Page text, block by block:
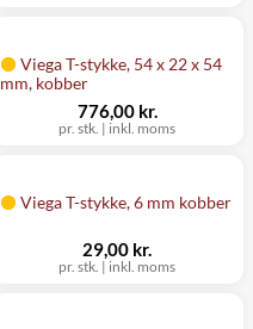
Viega T-stykke, 54 x 22 x 54
mm, kobber
pr. stk. | inkl. moms
776,00 kr.
Viega T-stykke, 6 mm kobber
pr. stk. | inkl. moms
29,00 kr.